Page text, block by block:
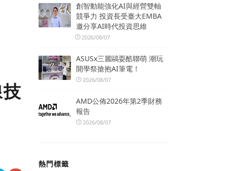
創智動能強化AI與經營雙軸
競爭力 投資長受臺大EMBA
邀分享AI時代投資思維
2026/08/07
ASUSx三麗鷗耍酷聯萌 潮玩
開學祭搶抱AI筆電！
2026/08/07
AMD公佈2026年第2季財務
報告
2026/08/07
熱門標籤